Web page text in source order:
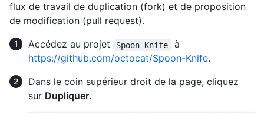
flux de travail de duplication (fork) et de proposition
de modification (pull request).
Accédez au projet
Spoon-Knife
à
https://github.com/octocat/Spoon-Knife.
Dans le coin supérieur droit de la page, cliquez
sur Dupliquer.